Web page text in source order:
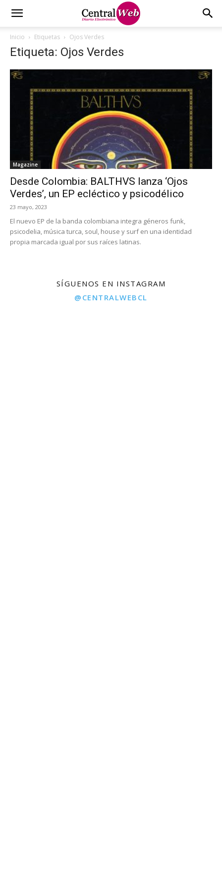
Inicio Etiquetas Ojos Verdes
Etiqueta: Ojos Verdes
Magazine
Desde Colombia: BALTHVS lanza ‘Ojos
Verdes’, un EP ecléctico y psicodélico
23 mayo, 2023
El nuevo EP de la banda colombiana integra géneros funk,
psicodelia, música turca, soul, house y surf en una identidad
propia marcada igual por sus raíces latinas.
SÍGUENOS EN INSTAGRAM
@CENTRALWEBCL